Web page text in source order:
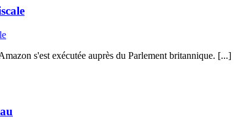
s'est exécutée auprès du Parlement britannique. [...]